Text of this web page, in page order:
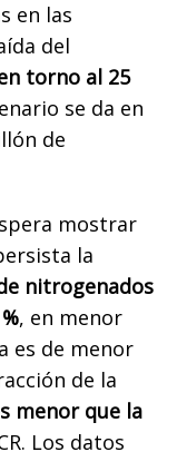
en las
del
torno al 25
se da en
de
mostrar
la
nitrogenados
, en menor
es de menor
de la
menor que la
Los datos